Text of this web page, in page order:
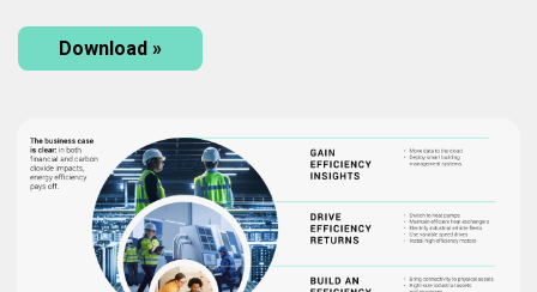
Download »